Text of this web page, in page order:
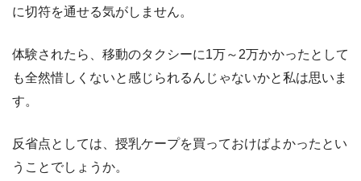
に切符を通せる気がしません。
体験されたら、移動のタクシーに1万～2万かかったとして
も全然惜しくないと感じられるんじゃないかと私は思いま
す。
反省点としては、授乳ケープを買っておけばよかったとい
うことでしょうか。